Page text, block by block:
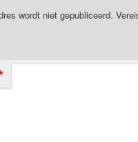
wordt niet gepubliceerd.